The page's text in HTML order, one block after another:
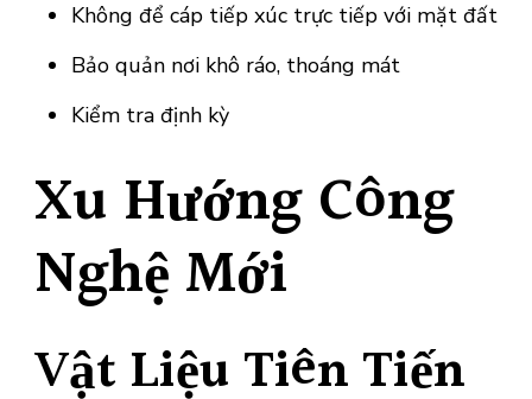
Không để cáp tiếp xúc trực tiếp với mặt đất
Bảo quản nơi khô ráo, thoáng mát
Kiểm tra định kỳ
Xu Hướng Công
Nghệ Mới
Vật Liệu Tiên Tiến